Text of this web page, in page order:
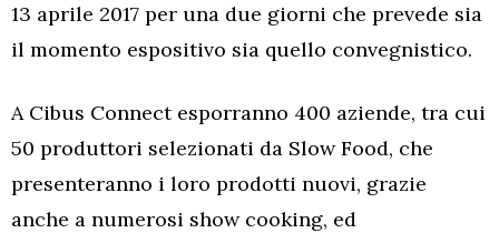
13 aprile 2017 per una due giorni che prevede sia
il momento espositivo sia quello convegnistico.
A Cibus Connect esporranno 400 aziende, tra cui
50 produttori selezionati da Slow Food, che
presenteranno i loro prodotti nuovi, grazie
anche a numerosi show cooking, ed